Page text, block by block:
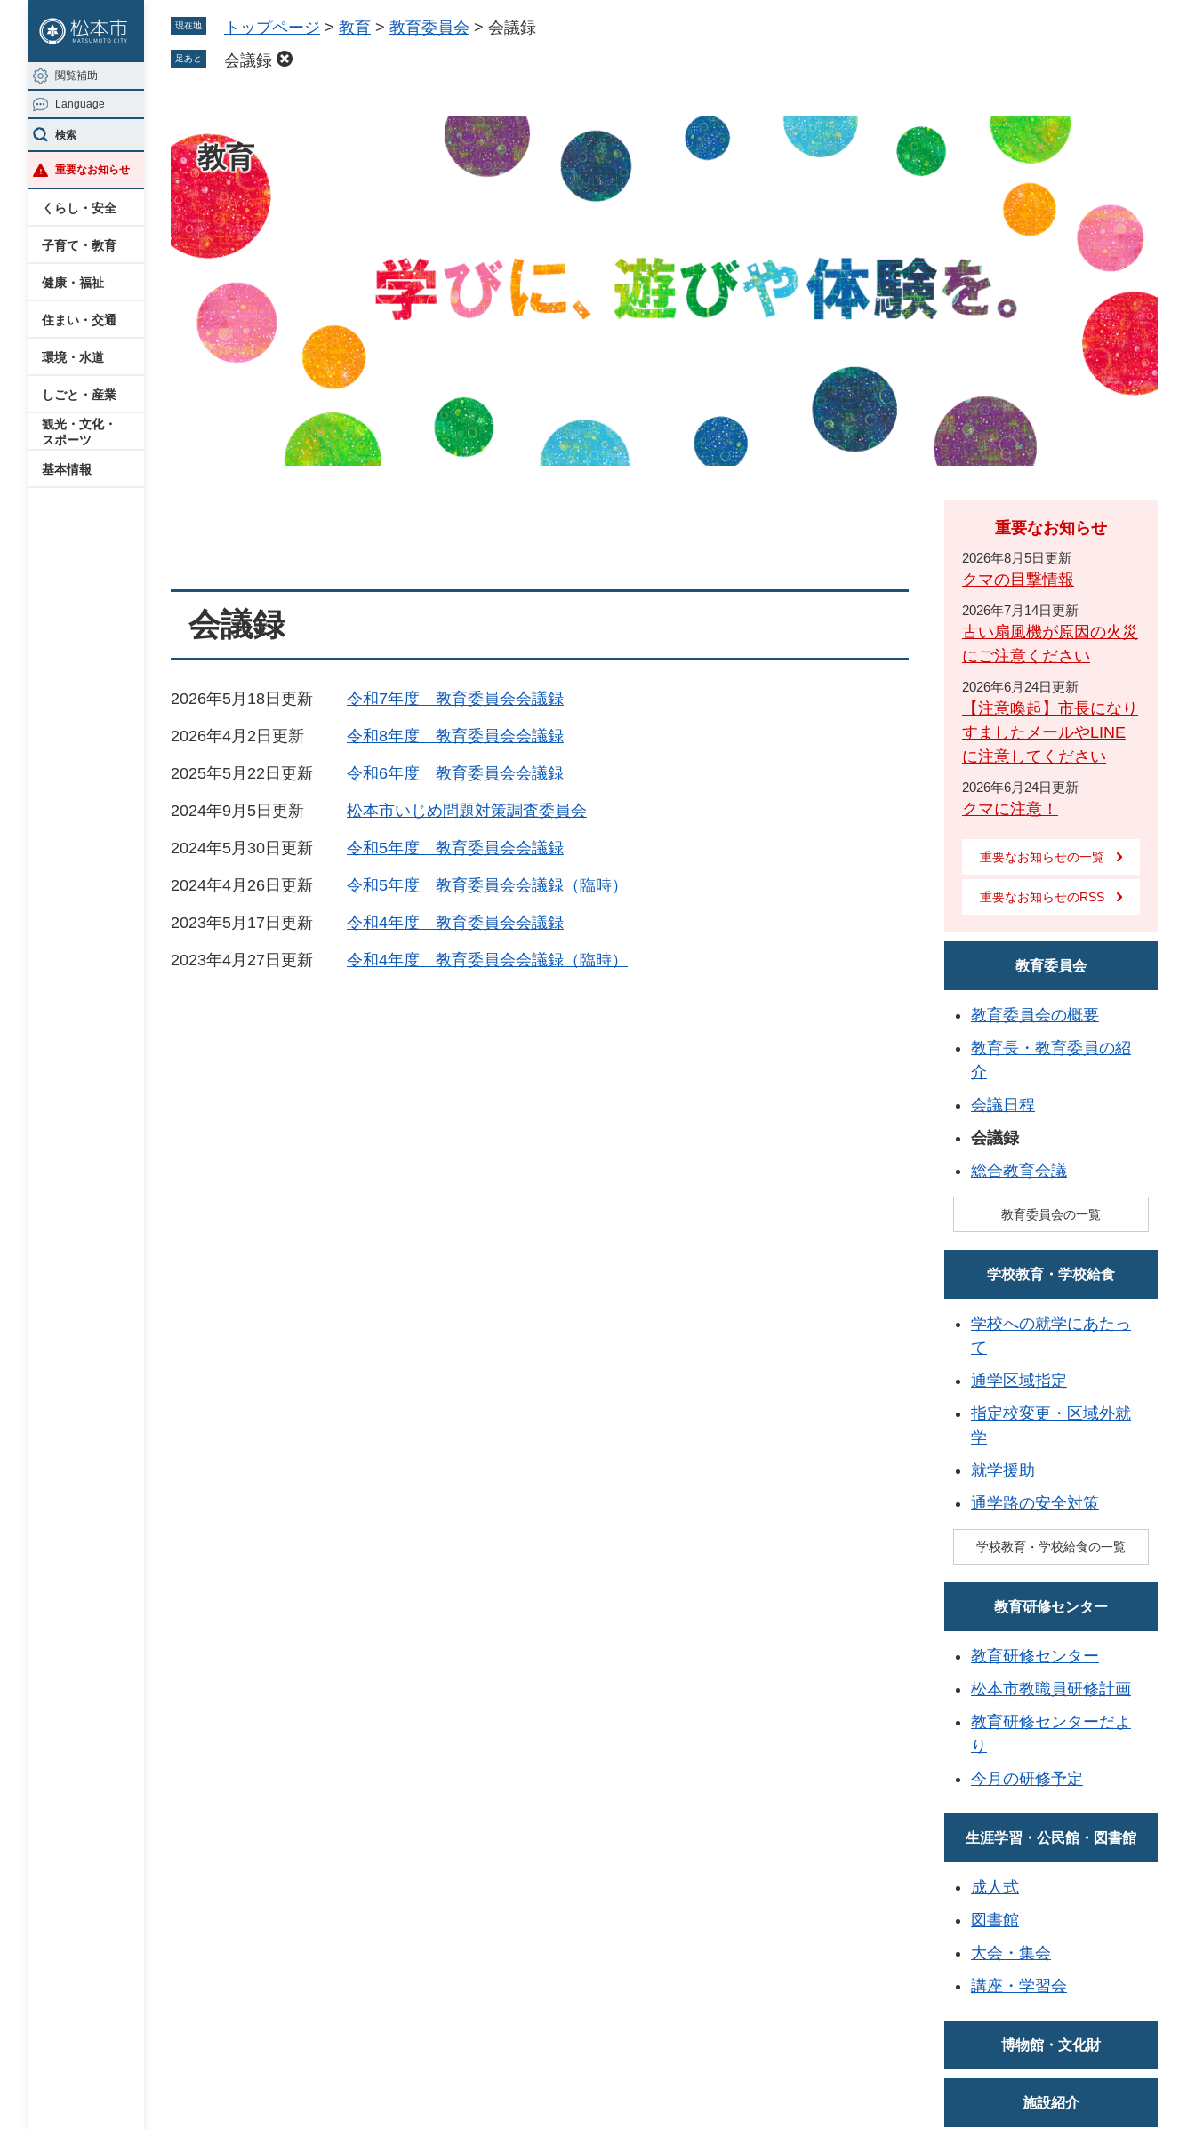
ジ
の
先
頭
で
す
ュ
ー
を
飛
ば
し
閲覧補助
Language
検索
重要なお知らせ
くらし・安全
子育て・教育
健康・福祉
住まい・交通
環境・水道
しごと・産業
観光・文化・
スポーツ
基本情報
現在地 トップページ > 教育 > 教育委員会 > 会議録
足あと 会議録
教育
会議録
2026年5月18日更新 令和7年度 教育委員会会議録
2026年4月2日更新 令和8年度 教育委員会会議録
2025年5月22日更新 令和6年度 教育委員会会議録
2024年9月5日更新 松本市いじめ問題対策調査委員会
2024年5月30日更新 令和5年度 教育委員会会議録
2024年4月26日更新 令和5年度 教育委員会会議録（臨時）
2023年5月17日更新 令和4年度 教育委員会会議録
2023年4月27日更新 令和4年度 教育委員会会議録（臨時）
重要なお知らせ
2026年8月5日更新
クマの目撃情報
2026年7月14日更新
古い扇風機が原因の火災
にご注意ください
2026年6月24日更新
【注意喚起】市長になり
すましたメールやLINE
に注意してください
2026年6月24日更新
クマに注意！
重要なお知らせの一覧
重要なお知らせのRSS
教育委員会
教育委員会の概要
教育長・教育委員の紹
介
会議日程
会議録
総合教育会議
教育委員会の一覧
学校教育・学校給食
学校への就学にあたっ
て
通学区域指定
指定校変更・区域外就
学
就学援助
通学路の安全対策
学校教育・学校給食の一覧
教育研修センター
教育研修センター
松本市教職員研修計画
教育研修センターだよ
り
今月の研修予定
生涯学習・公民館・図書館
成人式
図書館
大会・集会
講座・学習会
博物館・文化財
施設紹介